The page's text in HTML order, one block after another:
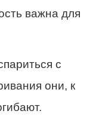
важна для
с
они, к